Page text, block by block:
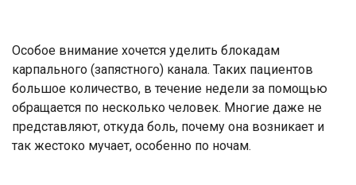
Особое внимание хочется уделить блокадам
карпального (запястного) канала. Таких пациентов
большое количество, в течение недели за помощью
обращается по несколько человек. Многие даже не
представляют, откуда боль, почему она возникает и
так жестоко мучает, особенно по ночам.